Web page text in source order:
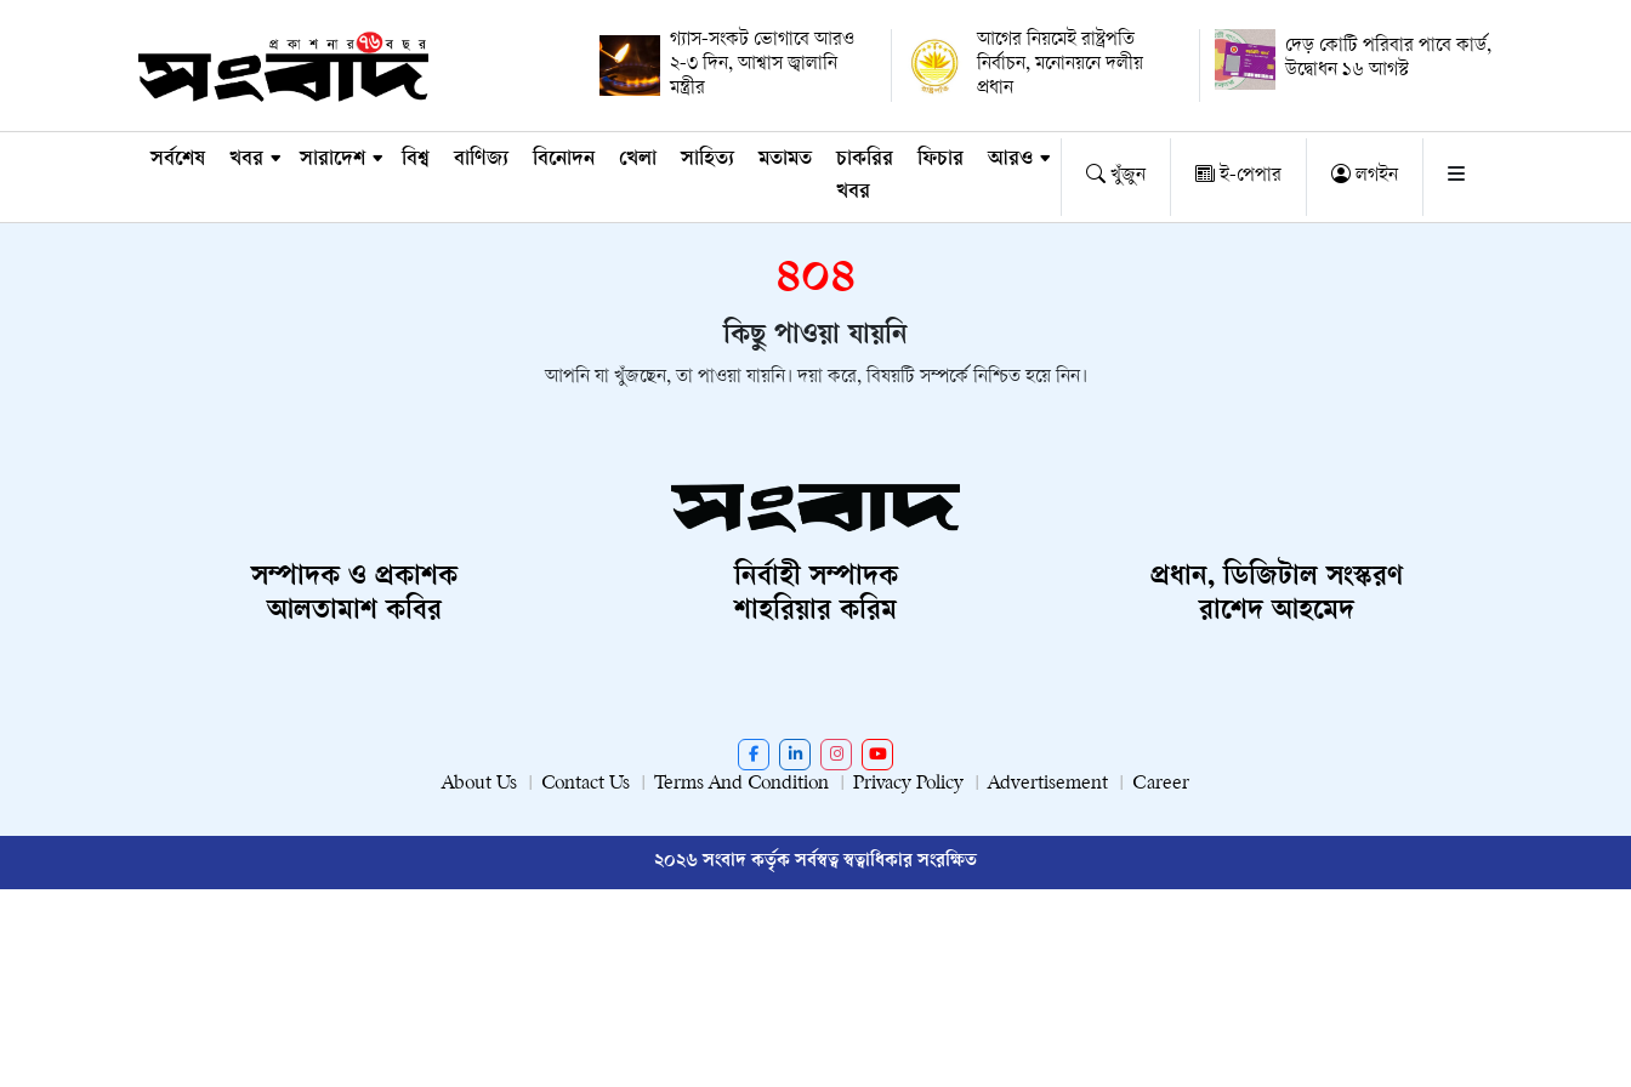
গ্যাস-সংকট ভোগাবে আরও
২-৩ দিন, আশ্বাস জ্বালানি
মন্ত্রীর
আগের নিয়মেই রাষ্ট্রপতি
নির্বাচন, মনোনয়নে দলীয়
প্রধান
দেড় কোটি পরিবার পাবে কার্ড,
উদ্বোধন ১৬ আগস্ট
সর্বশেষ খবর সারাদেশ বিশ্ব বাণিজ্য বিনোদন খেলা সাহিত্য মতামত
চাকরির
খবর
ফিচার আরও
খুঁজুন ই-পেপার লগইন
৪০৪
কিছু পাওয়া যায়নি
আপনি যা খুঁজছেন, তা পাওয়া যায়নি। দয়া করে, বিষয়টি সম্পর্কে নিশ্চিত হয়ে নিন।
সম্পাদক ও প্রকাশক
আলতামাশ কবির
নির্বাহী সম্পাদক
শাহরিয়ার করিম
প্রধান, ডিজিটাল সংস্করণ
রাশেদ আহমেদ
About Us Contact Us Terms And Condition Privacy Policy Advertisement Career
২০২৬ সংবাদ কর্তৃক সর্বস্বত্ব স্বত্বাধিকার সংরক্ষিত